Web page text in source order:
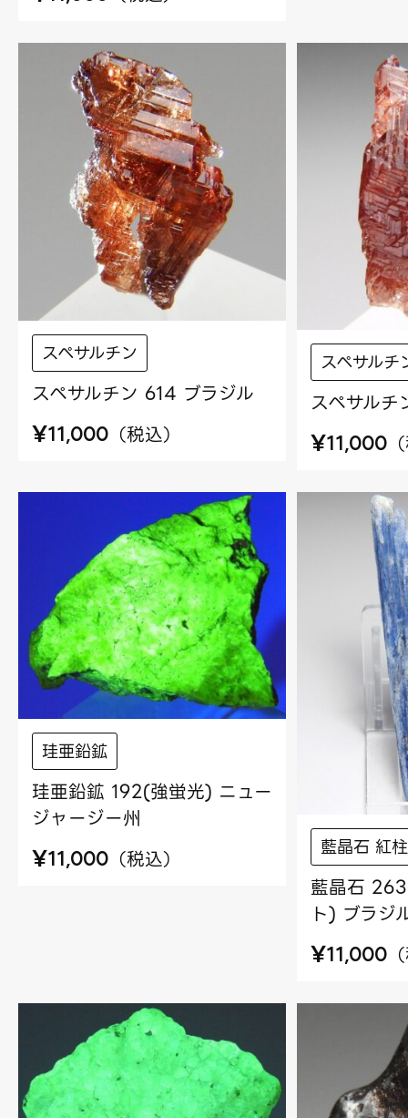
スペサルチン
スペサルチン 614 ブラジル
¥11,000 （税込）
スペサルチ
スペサル
¥11,000 （
珪亜鉛鉱
珪亜鉛鉱 192(強蛍光) ニュー
ジャージー州
¥11,000 （税込） 藍晶石 紅
藍晶石
ト) ブラジ
¥11,000 （